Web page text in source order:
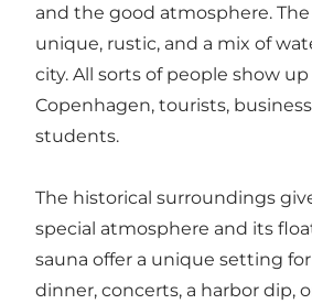
and the good atmosphere.
unique, rustic, and a mix of
city. All sorts of people show up
Copenhagen, tourists,
students.
The historical surroundings
special atmosphere and its
sauna offer a unique setting
dinner, concerts, a harbor dip,